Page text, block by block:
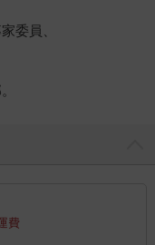
委員、
費